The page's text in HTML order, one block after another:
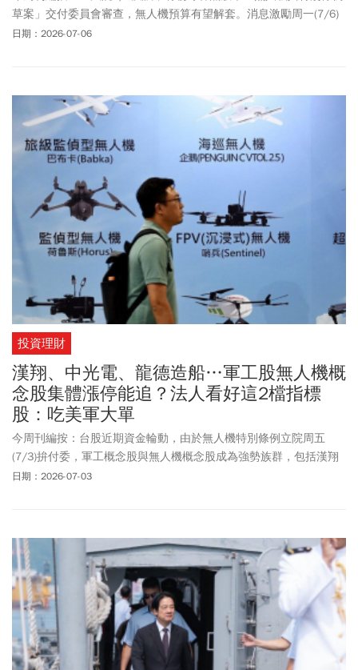
草案」交付委員會審查，無人機預算有望解套。消息激勵周一(7/6)
軍工股漲勢，包括雷虎(8033)、長榮航太(2645)、
元、漲幅約8.5%；近期被法人投顧點名目標價上看250元的長榮航
太，早盤也攻上238元漲停價，盤中後續打開漲停，不過終場仍收在
漲停價。中光電盤中報102元、漲幅9.56%，股價走強直逼漲停，終
場就收在漲停價102元，同樣延續近期軍工與無人機概念股的族群行
日期：2026-07-06
投資理財
漢翔、中光電、龍德造船…軍工股無人機概
念股集體漲停能追？法人看好這2檔指標
股：吃美軍大單
今周刊編按：台股近期資金輪動，由於無人機特別條例立院周五
(7/3)拚付委，軍工概念股與無人機概念股成為強勢族群，包括漢翔
(2634)、中光電(5371)、邑錡(7402)、亞航(2630)、台船(2208)、
最看好的指標股首推漢翔和雷虎(8033)。其原因在於漢翔技術壁壘極
高、營收規模龐大且獲利穩定；而雷虎成功打入美軍供應鏈、具備
全球「去紅化」無人機題材，是台灣極少數能真正吃到美軍大單的
無人機廠商。不過，無人機或軍工大廠目前仍處於「題材大於營
收」階段，而軍工股也常因政治議題或標案公布而集體亮燈漲停，
投資人若盲目追高，容易面臨利多出盡後的短線劇烈修正。
日期：2026-07-03